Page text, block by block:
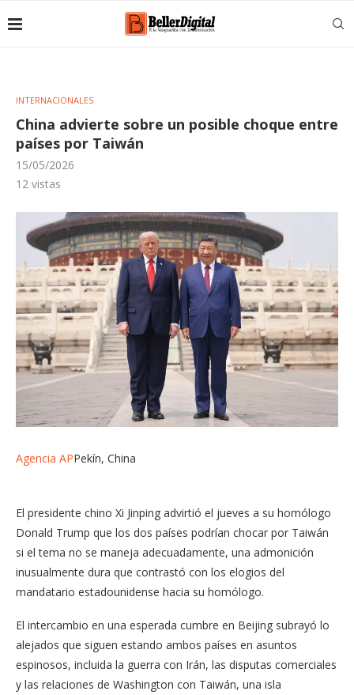
INTERNACIONALES
China advierte sobre un posible choque entre
países por Taiwán
15/05/2026
12 vistas
Agencia APPekín, China
El presidente chino Xi Jinping advirtió el jueves a su homólogo
Donald Trump que los dos países podrían chocar por Taiwán
si el tema no se maneja adecuadamente, una admonición
inusualmente dura que contrastó con los elogios del
mandatario estadounidense hacia su homólogo.
El intercambio en una esperada cumbre en Beijing subrayó lo
alejados que siguen estando ambos países en asuntos
espinosos, incluida la guerra con Irán, las disputas comerciales
y las relaciones de Washington con Taiwán, una isla